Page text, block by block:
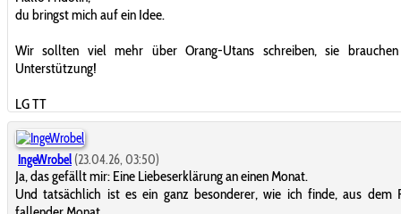
du bringst mich auf ein Idee.
Wir sollten viel mehr über Orang-Utans schreiben, sie brauchen
Unterstützung!
LG TT
IngeWrobel (23.04.26, 03:50)
Ja, das gefällt mir: Eine Liebeserklärung an einen Monat.
Und tatsächlich ist es ein ganz besonderer, wie ich finde, aus dem